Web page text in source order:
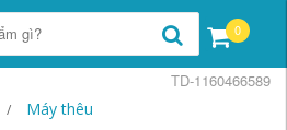
0
Máy thêu
TD-1160466589